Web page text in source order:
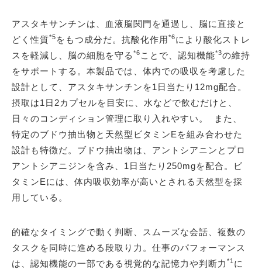
アスタキサンチンは、血液脳関門を通過し、脳に直接と
どく性質*5 をもつ成分だ。抗酸化作用*6により酸化ストレ
スを軽減し、脳の細胞を守る *6 ことで、認知機能*3の維持
をサポートする。本製品では、体内での吸収を考慮した
設計として、アスタキサンチンを1日当たり12mg配合。
摂取は1日2カプセルを目安に、水などで飲むだけと、
日々のコンディション管理に取り入れやすい。 また、
特定のブドウ抽出物と天然型ビタミンEを組み合わせた
設計も特徴だ。ブドウ抽出物は、アントシアニンとプロ
アントシアニジンを含み、1日当たり250mgを配合。ビ
タミンEには、体内吸収効率が高いとされる天然型を採
用している。
的確なタイミングで動く判断、スムーズな会話、複数の
タスクを同時に進める段取り力。仕事のパフォーマンス
は、認知機能の一部である視覚的な記憶力や判断力 *1 に